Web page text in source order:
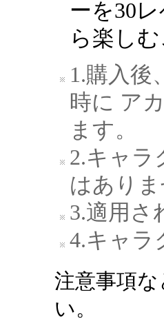
ーを30
ら楽し
1.購入後
時に ア
ます。
2.キャラ
はありま
3.適用さ
4.キャラ
注意事項
い。